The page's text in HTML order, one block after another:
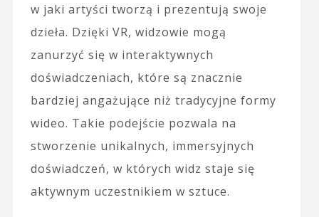
w jaki artyści tworzą i prezentują swoje
dzieła. Dzięki VR, widzowie mogą
zanurzyć się w interaktywnych
doświadczeniach, które są znacznie
bardziej angażujące niż tradycyjne formy
wideo. Takie podejście pozwala na
stworzenie unikalnych, immersyjnych
doświadczeń, w których widz staje się
aktywnym uczestnikiem w sztuce.